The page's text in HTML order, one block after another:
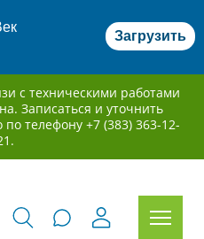
Загрузить
с техническими работами
Записаться и уточнить
телефону +7 (383) 363-12-